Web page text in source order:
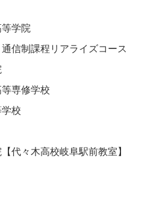
学院
信制課程リアライズコース
専修学校
校
代々木高校岐阜駅前教室】